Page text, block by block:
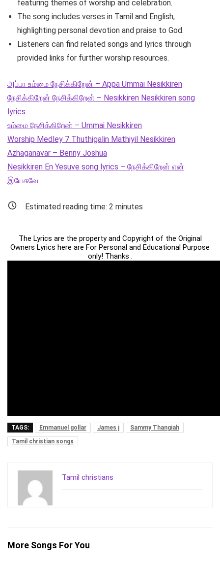
featuring themes of worship and celebration.
The song includes verses in Tamil and English,
highlighting personal devotion and praise to God.
Listeners can find related songs and lyrics through
provided links for further worship resources.
அப்பா உம்மை நேசிக்கிறேன் – Appa Ummai Nesikkiren
நேசிக்கிறேன் நேசிக்கிறேன் – Nesikkiren Nesikkiren song
lyrics
உம்மை நேசிக்கிறேன் – Ummai Nesikkiren
Worship Medley 7 Thuthigalin Mathiyil Nesikkiren
Azhaganavar – Benny Joshua
Nesikkiren En Yesuve song lyrics – நேசிக்கிறேன் என்
இயேசுவே
Estimated reading time: 2 minutes
The Lyrics are the property and Copyright of the Original
Owners Lyrics here are For Personal and Educational Purpose
only! Thanks .
TAGS: Emmanuel gollar James j
Sammy Thangiah
Tamil christian songs
Tamil christians
More Songs For You